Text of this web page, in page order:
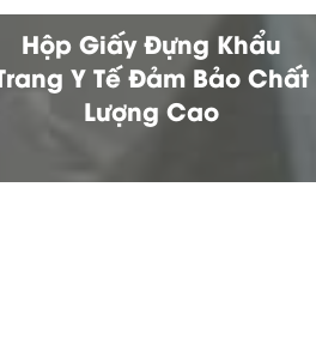
Thùng Giấy Carton, Hộp
Giấy Carton Chất Lượng
Cao Xuất Khẩu